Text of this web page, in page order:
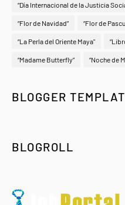
“Día Internacional de la Justicia
“Flor de Navidad” “Flor de
“La Perla del Oriente Maya"
“Madame Butterfly” “Noche de
BLOGGER
BLOGROLL